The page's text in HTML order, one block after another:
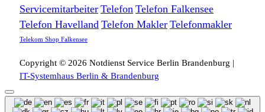
Servicemitarbeiter Telefon Telefon Falkensee
Telefon Havelland Telefon Makler Telefonmakler
Telekom Shop Falkensee
Copyright © 2026 Notdienst Service Berlin Brandenburg |
IT-Systemhaus Berlin & Brandenburg